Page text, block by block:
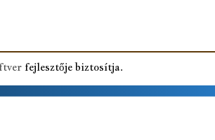
fejlesztője biztosítja.